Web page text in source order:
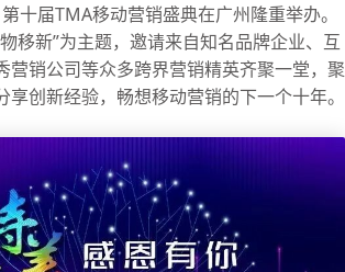
十届TMA移动营销盛典在广州隆重举办。
移新”为主题，邀请来自知名品牌企业、互
营销公司等众多跨界营销精英齐聚一堂，聚
创新经验，畅想移动营销的下一个十年。